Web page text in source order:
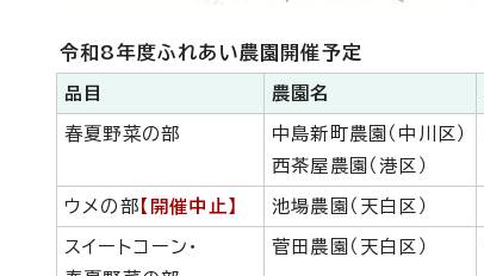
令和8年度ふれあい農園開催予定
品目 農園名
春夏野菜の部
中島新町農園（中川区）
西茶屋農園（港区）
ウメの部 【開催中止】 池場農園（天白区）
スイートコーン・
菅田農園（天白区）